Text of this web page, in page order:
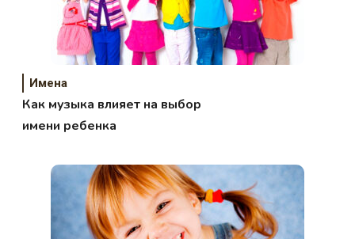
Имена
Как музыка влияет на выбор
имени ребенка